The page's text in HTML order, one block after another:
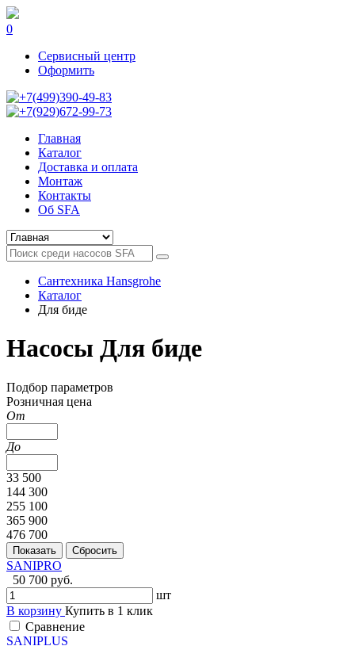
0
Сервисный центр
Оформить
+7(499)390-49-83
+7(929)672-99-73
Главная
Каталог
Доставка и оплата
Монтаж
Контакты
Об SFA
Сантехника Hansgrohe
Каталог
Для биде
Насосы Для биде
Подбор параметров
Розничная цена
От
До
33 500
144 300
255 100
365 900
476 700
SANIPRO
50 700 руб.
шт
В корзину Купить в 1 клик
Сравнение
SANIPLUS